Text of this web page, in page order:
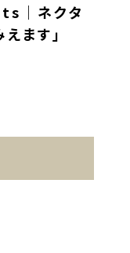
｜ネクタ
ます」